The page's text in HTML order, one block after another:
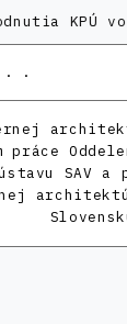
vo veci
práce
SAV a